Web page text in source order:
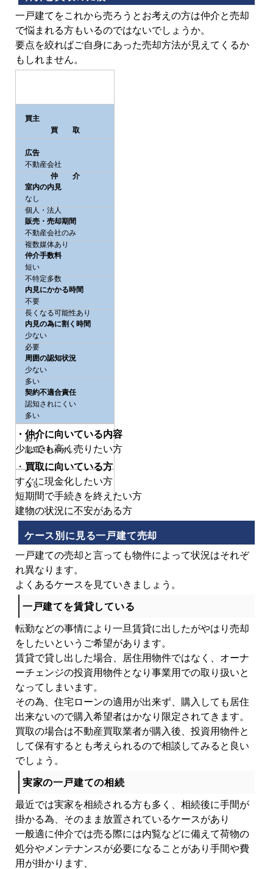
一戸建てをこれから売ろうとお考えの方は仲介と売却
で悩まれる方もいるのではないでしょうか。
要点を絞ればご自身にあった売却方法が見えてくるか
もしれません。
買 取
仲 介
買主
不動産会社
個人・法人
広告
なし
複数媒体あり
室内の内見
不動産会社のみ
不特定多数
販売・売却期間
短い
長くなる可能性あり
仲介手数料
不要
必要
内見にかかる時間
少ない
多い
内見の為に割く時間
少ない
多い
周囲の認知状況
認知されにくい
認知されやすい
契約不適合責任
あり
なし
・仲介に向いている内容
少しでも高く売りたい方
・買取に向いている方
すぐに現金化したい方
短期間で手続きを終えたい方
建物の状況に不安がある方
ケース別に見る一戸建て売却
一戸建ての売却と言っても物件によって状況はそれぞ
れ異なります。
よくあるケースを見ていきましょう。
一戸建てを賃貸している
転勤などの事情により一旦賃貸に出したがやはり売却
をしたいというご希望があります。
賃貸で貸し出した場合、居住用物件ではなく、オーナ
ーチェンジの投資用物件となり事業用での取り扱いと
なってしまいます。
その為、住宅ローンの適用が出来ず、購入しても居住
出来ないので購入希望者はかなり限定されてきます。
買取の場合は不動産買取業者が購入後、投資用物件と
して保有するとも考えられるので相談してみると良い
でしょう。
実家の一戸建ての相続
最近では実家を相続される方も多く、相続後に手間が
掛かる為、そのまま放置されているケースがあり
一般適に仲介では売る際には内覧などに備えて荷物の
処分やメンテナンスが必要になることがあり手間や費
用が掛かります、